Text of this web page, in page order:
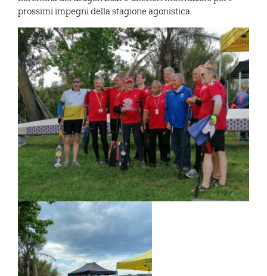
prossimi impegni della stagione agonistica.